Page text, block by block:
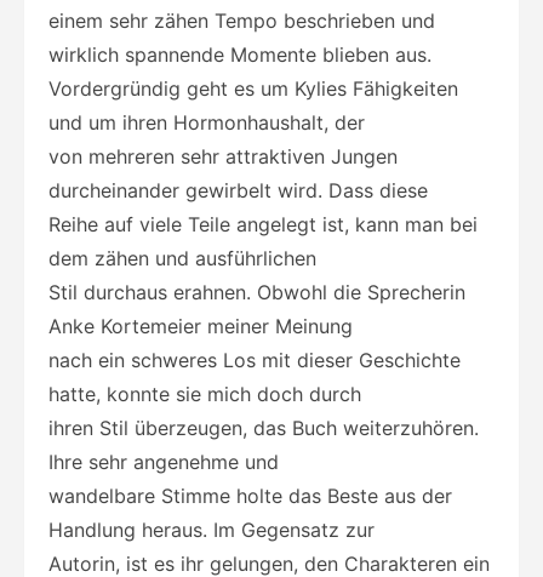
einem sehr zähen Tempo beschrieben und
wirklich spannende Momente blieben aus.
Vordergründig geht es um Kylies Fähigkeiten
und um ihren Hormonhaushalt, der
von mehreren sehr attraktiven Jungen
durcheinander gewirbelt wird. Dass diese
Reihe auf viele Teile angelegt ist, kann man bei
dem zähen und ausführlichen
Stil durchaus erahnen. Obwohl die Sprecherin
Anke Kortemeier meiner Meinung
nach ein schweres Los mit dieser Geschichte
hatte, konnte sie mich doch durch
ihren Stil überzeugen, das Buch weiterzuhören.
Ihre sehr angenehme und
wandelbare Stimme holte das Beste aus der
Handlung heraus. Im Gegensatz zur
Autorin, ist es ihr gelungen, den Charakteren ein